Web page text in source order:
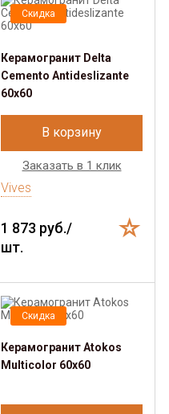
Скидка
Керамогранит Delta
Cemento Antideslizante
60x60
В корзину
Заказать в 1 клик
Vives
1 873 руб./
шт.
Скидка
Керамогранит Atokos
Multicolor 60x60